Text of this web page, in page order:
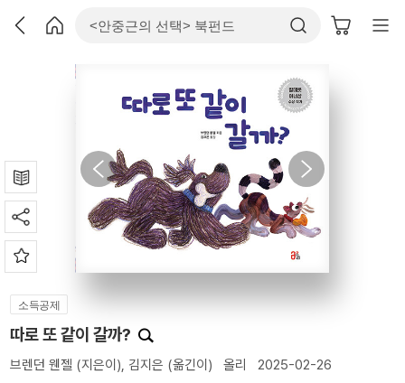
소득공제
따로 또 같이 갈까?
브렌던 웬젤 (지은이), 김지은 (옮긴이) 올리 2025-02-26